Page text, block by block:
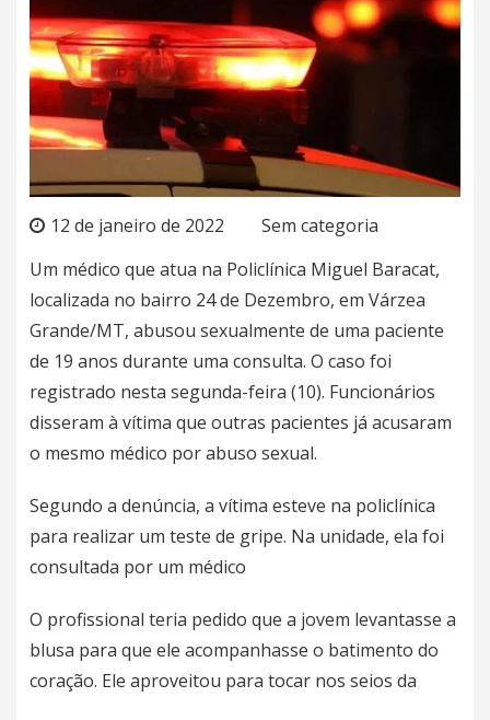
12 de janeiro de 2022
Sem categoria
Um médico que atua na Policlínica Miguel Baracat,
localizada no bairro 24 de Dezembro, em Várzea
Grande/MT, abusou sexualmente de uma paciente
de 19 anos durante uma consulta. O caso foi
registrado nesta segunda-feira (10). Funcionários
disseram à vítima que outras pacientes já acusaram
o mesmo médico por abuso sexual.
Segundo a denúncia, a vítima esteve na policlínica
para realizar um teste de gripe. Na unidade, ela foi
consultada por um médico
O profissional teria pedido que a jovem levantasse a
blusa para que ele acompanhasse o batimento do
coração. Ele aproveitou para tocar nos seios da